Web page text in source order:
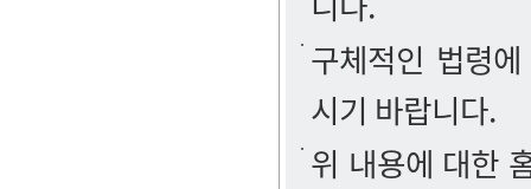
구체적인 법령
시기 바랍니다.
위 내용에 대한